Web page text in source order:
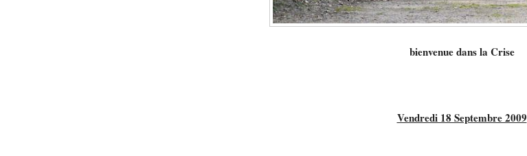
bienvenue dans la Crise
Vendredi 18 Septembre 2009